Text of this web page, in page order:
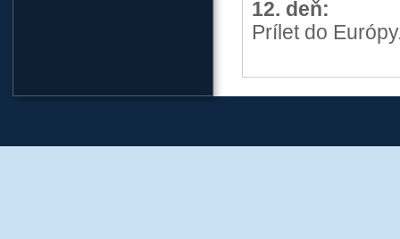
12. deň:
Prílet do